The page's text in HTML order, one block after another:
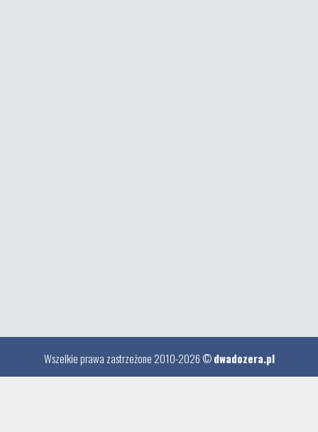
Wszelkie prawa zastrzeżone 2010-2026 ©dwadozera.pl